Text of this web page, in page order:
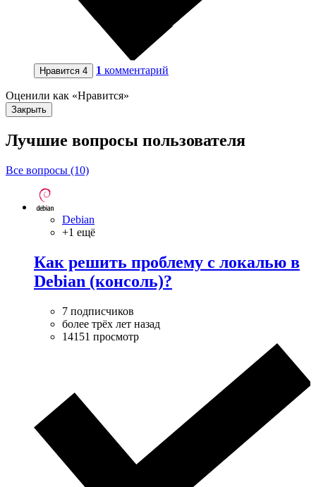
Нравится 4 1 комментарий
Оценили как «Нравится»
Закрыть
Лучшие вопросы пользователя
Все вопросы (10)
Debian
+1 ещё
Как решить проблему с локалью в
Debian (консоль)?
7 подписчиков
более трёх лет назад
14151 просмотр